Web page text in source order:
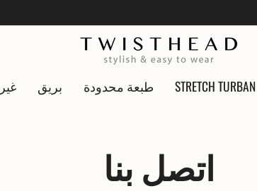
بريق طبعة محدودة STRETCH TURBAN
اتصل بنا